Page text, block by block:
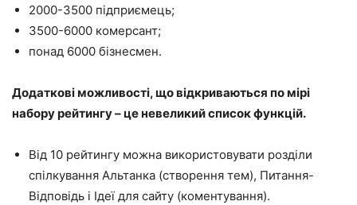
2000-3500 підприємець;
3500-6000 комерсант;
понад 6000 бізнесмен.
Додаткові можливості, що відкриваються по мірі
набору рейтингу – це невеликий список функцій.
Від 10 рейтингу можна використовувати розділи
спілкування Альтанка (створення тем), Питання-
Відповідь і Ідеї для сайту (коментування).